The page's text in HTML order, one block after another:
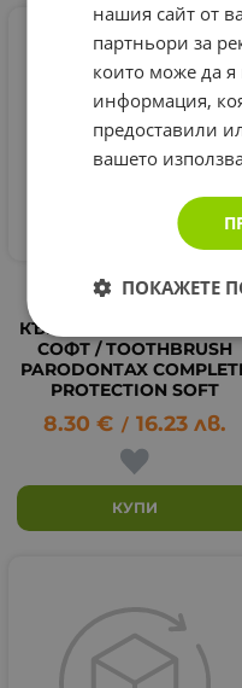
ЧЕТКА ЗА ЗЪБИ
КЪМПЛИЙТ ПРОТЕКШЪН
СОФТ / TOOTHBRUSH
PARODONTAX
PROTECTION SOFT
8.30 € / 16.23 лв.
КУПИ
нашия сайт от
партньори за
които може да я
информация,
предоставили
вашето
ПОКАЖЕТЕ